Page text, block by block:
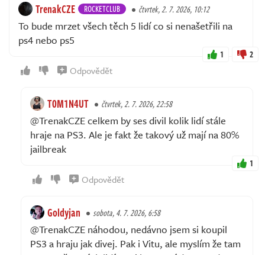
TrenakCZE ROCKETCLUB čtvrtek, 2. 7. 2026, 10:12
To bude mrzet všech těch 5 lidí co si nenašetřili na
ps4 nebo ps5
1 2
Odpovědět
T0M1N4UT čtvrtek, 2. 7. 2026, 22:58
@TrenakCZE celkem by ses divil kolik lidí stále
hraje na PS3. Ale je fakt že takový už mají na 80%
jailbreak
1
Odpovědět
Goldyjan sobota, 4. 7. 2026, 6:58
@TrenakCZE náhodou, nedávno jsem si koupil
PS3 a hraju jak divej. Pak i Vitu, ale myslím že tam